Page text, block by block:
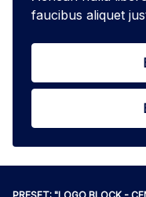
faucibus aliquet